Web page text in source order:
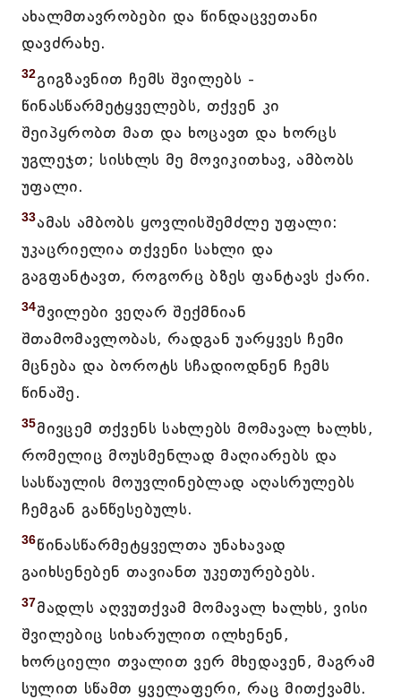
ახალმთავრობები და წინდაცვეთანი
დავძრახე.
32გიგზავნით ჩემს შვილებს -
წინასწარმეტყველებს, თქვენ კი
შეიპყრობთ მათ და ხოცავთ და ხორცს
უგლეჯთ; სისხლს მე მოვიკითხავ, ამბობს
უფალი.
33ამას ამბობს ყოვლისშემძლე უფალი:
უკაცრიელია თქვენი სახლი და
გაგფანტავთ, როგორც ბზეს ფანტავს ქარი.
34შვილები ვეღარ შექმნიან
შთამომავლობას, რადგან უარყვეს ჩემი
მცნება და ბოროტს სჩადიოდნენ ჩემს
წინაშე.
35მივცემ თქვენს სახლებს მომავალ ხალხს,
რომელიც მოუსმენლად მაღიარებს და
სასწაულის მოუვლინებლად აღასრულებს
ჩემგან განწესებულს.
36წინასწარმეტყველთა უნახავად
გაიხსენებენ თავიანთ უკეთურებებს.
37მადლს აღვუთქვამ მომავალ ხალხს, ვისი
შვილებიც სიხარულით ილხენენ,
ხორციელი თვალით ვერ მხედავენ, მაგრამ
სულით სწამთ ყველაფერი, რაც მითქვამს.